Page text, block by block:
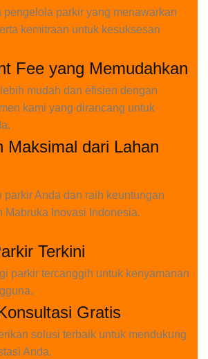
pengelola parkir yang menawarkan
kemitraan untuk kesuksesan
Fee yang Memudahkan
mudah dan efisien dengan
kami yang dirancang untuk
Maksimal dari Lahan
parkir Anda dan raih keuntungan
Mabruka Inovasi Indonesia.
Terkini
parkir tercanggih untuk kenyamanan
Gratis
solusi terbaik untuk mendukung
Anda.